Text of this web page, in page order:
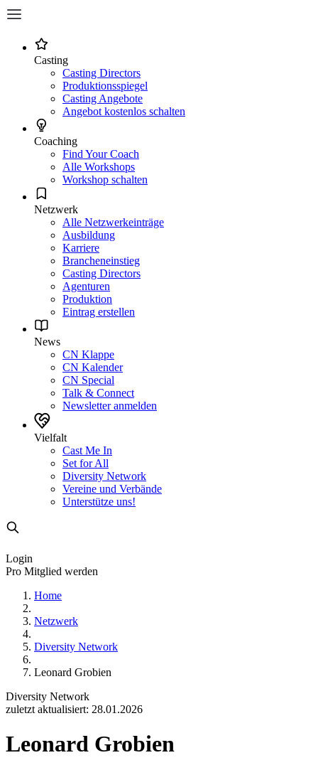
Casting
Casting Directors
Produktionsspiegel
Casting Angebote
Angebot kostenlos schalten
Coaching
Find Your Coach
Alle Workshops
Workshop schalten
Netzwerk
Alle Netzwerkeinträge
Ausbildung
Karriere
Brancheneinstieg
Casting Directors
Agenturen
Produktion
Eintrag erstellen
News
CN Klappe
CN Kalender
CN Special
Talk & Connect
Newsletter anmelden
Vielfalt
Cast Me In
Set for All
Diversity Network
Vereine und Verbände
Unterstütze uns!
Login
Pro Mitglied werden
Home
Netzwerk
Diversity Network
Leonard Grobien
Diversity Network
zuletzt aktualisiert: 28.01.2026
Leonard Grobien